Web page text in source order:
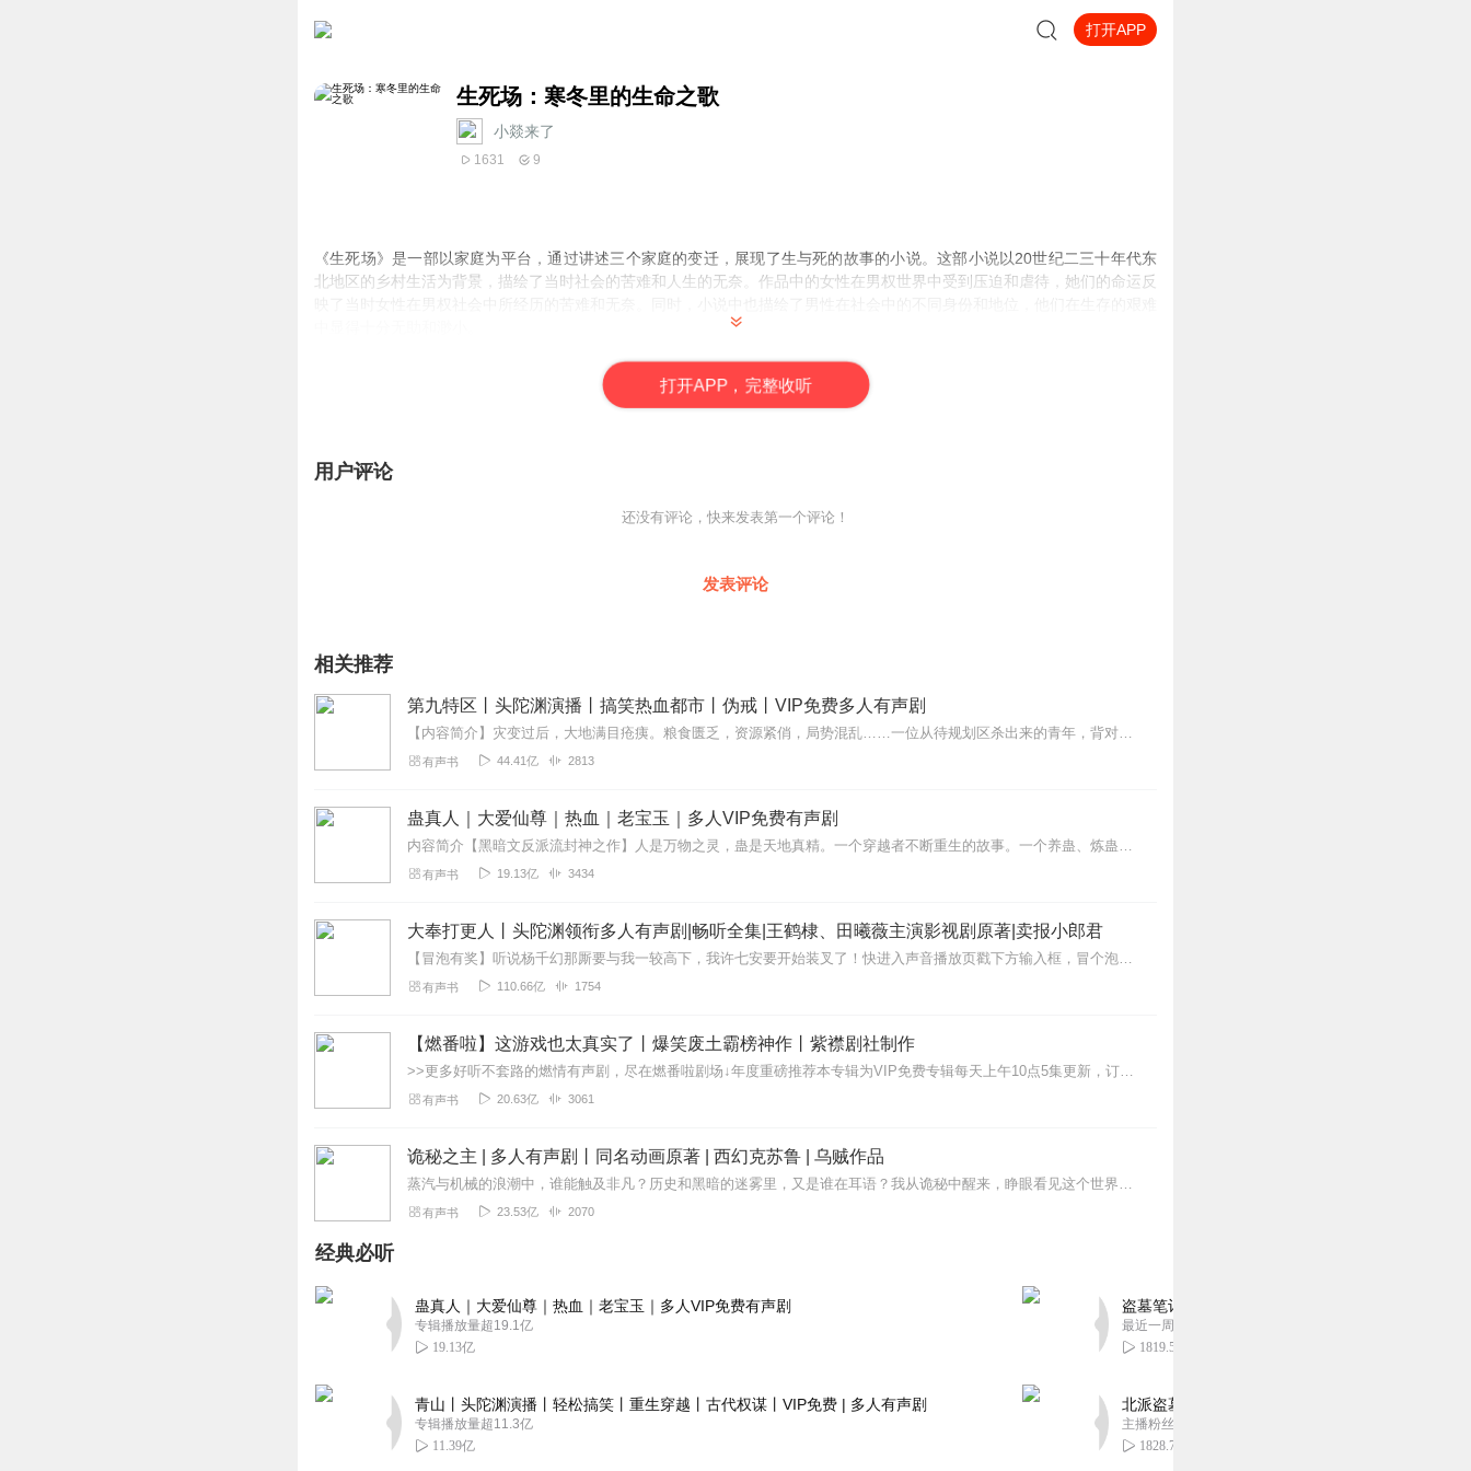
打开APP
生死场：寒冬里的生命之歌
小燚来了
1631 9
《生死场》是一部以家庭为平台，通过讲述三个家庭的变迁，展现了生与死的故事的小说。这部小说以20世纪二三十年代东
北地区的乡村生活为背景，描绘了当时社会的苦难和人生的无奈。作品中的女性在男权世界中受到压迫和虐待，她们的命运反
影响，最终决定了人们的命运。小说通过对生死场的描写，深刻地反映出了当时社会的不公和不平等。这种不平等不仅是物质
上的，更是精神上的。许多人在这种不平等的环境中，失去了自我，失去了精神，最终只能沦为生活的奴隶。
打开APP，完整收听
用户评论
还没有评论，快来发表第一个评论！
发表评论
相关推荐
第九特区丨头陀渊演播丨搞笑热血都市丨伪戒丨VIP免费多人有声剧
【内容简介】灾变过后，大地满目疮痍。粮食匮乏，资源紧俏，局势混乱……一位从待规划区杀出来的青年，背对着漫天黄沙，孤身来到九区谋生，却不曾想偶然结识三五好友，一念...
有声书 44.41亿 2813
蛊真人｜大爱仙尊｜热血｜老宝玉｜多人VIP免费有声剧
内容简介【黑暗文反派流封神之作】人是万物之灵，蛊是天地真精。一个穿越者不断重生的故事。一个养蛊、炼蛊、用蛊的奇特世界。配音组（男角色）老宝玉旁白...
有声书 19.13亿 3434
大奉打更人丨头陀渊领衔多人有声剧|畅听全集|王鹤棣、田曦薇主演影视剧原著|卖报小郎君
【冒泡有奖】听说杨千幻那厮要与我一较高下，我许七安要开始装叉了！快进入声音播放页戳下方输入框，冒个泡偷偷告诉我，我要用哪些诗词才能胜过他？说得好的，有赏！202...
有声书 110.66亿 1754
【燃番啦】这游戏也太真实了丨爆笑废土霸榜神作丨紫襟剧社制作
>>更多好听不套路的燃情有声剧，尽在燃番啦剧场↓年度重磅推荐本专辑为VIP免费专辑每天上午10点5集更新，订阅可以听到最新内容哦！每周抽一个专辑五星优质评论送...
有声书 20.63亿 3061
诡秘之主 | 多人有声剧丨同名动画原著 | 西幻克苏鲁 | 乌贼作品
蒸汽与机械的浪潮中，谁能触及非凡？历史和黑暗的迷雾里，又是谁在耳语？我从诡秘中醒来，睁眼看见这个世界：枪械，大炮，巨舰，飞空艇，差分机；魔药，占卜，诅咒，倒吊人...
有声书 23.53亿 2070
经典必听
蛊真人｜大爱仙尊｜热血｜老宝玉｜多人VIP免费有声剧
专辑播放量超19.1亿
19.13亿
青山丨头陀渊演播丨轻松搞笑丨重生穿越丨古代权谋丨VIP免费 | 多人有声剧
专辑播放量超11.3亿
11.39亿
盗墓笔记 全8部丨豪华CV版丨苏尚卿&边江 领衔
最近一周更新
1819.57万
北派盗墓笔记丨头陀渊出品丨悬疑灵异丨摸金校尉
主播粉丝1659万
1828.72万